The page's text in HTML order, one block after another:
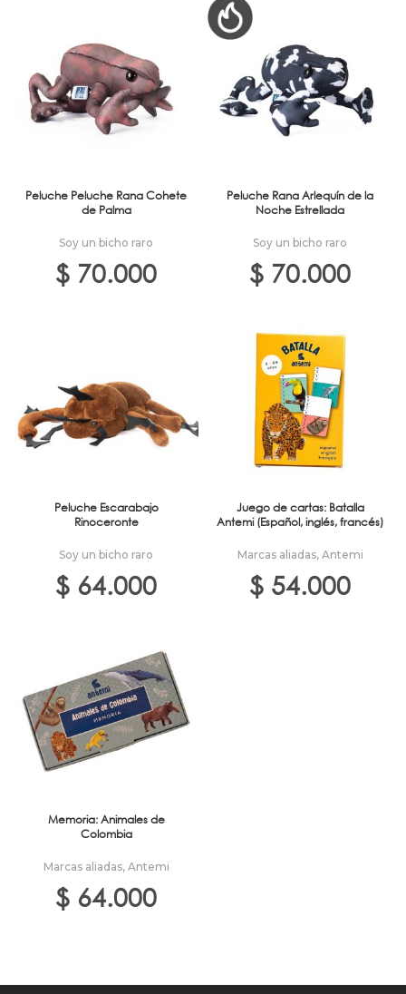
Peluche Peluche Rana Cohete
de Palma
Soy un bicho raro
$ 70.000
Peluche Rana Arlequín de la
Noche Estrellada
Soy un bicho raro
$ 70.000
Peluche Escarabajo
Rinoceronte
Soy un bicho raro
$ 64.000
Juego de cartas: Batalla
Antemi (Español, inglés, francés)
Marcas aliadas, Antemi
$ 54.000
Memoria: Animales de
Colombia
Marcas aliadas, Antemi
$ 64.000